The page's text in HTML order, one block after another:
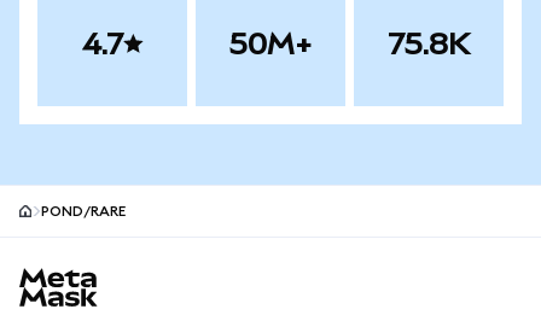
4.7 50M+ 75.8K
POND/RARE